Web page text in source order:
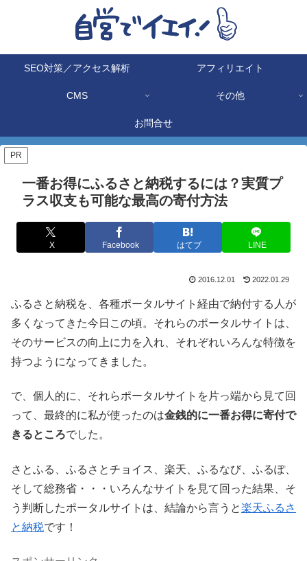
SEO対策／アクセス解析 アフィリエイト
CMS その他
お問合せ
PR
一番お得にふるさと納税するには？実質プ
ラス収支も可能な最高の寄付方法
X Facebook はてブ LINE
2016.12.01 2022.01.29
ふるさと納税を、各種ポータルサイト経由で納付する人が
多くなってきた今日この頃。それらのポータルサイトは、
そのサービスの向上に力を入れ、それぞれいろんな特徴を
持つようになってきました。
で、個人的に、それらポータルサイトを片っ端から見て回
って、最終的に私が使ったのは金銭的に一番お得に寄付で
きるところでした。
さとふる、ふるさとチョイス、楽天、ふるなび、ふるぽ、
そして総務省・・・いろんなサイトを見て回った結果、そ
う判断したポータルサイトは、結論から言うと楽天ふるさ
と納税です！